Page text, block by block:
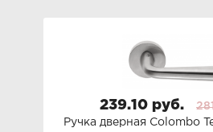
239.10 руб.
Ручка дверная Colombo